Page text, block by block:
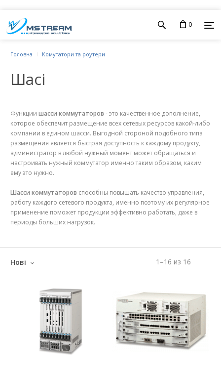
0
Головна Комутатори та роутери
Шасі
Функции шасси коммутаторов - это качественное дополнение,
которое обеспечит размещение всех сетевых ресурсов какой-либо
компании в едином шасси. Выгодной стороной подобного типа
размещения является быстрая доступность к каждому продукту,
администратор в любой нужный момент может обращаться и
настроивать нужный коммутатор именно таким образом, каким
ему это нужно.
Шасси коммутаторов способны повышать качество управления,
работу каждого сетевого продукта, именно поэтому их регулярное
применение поможет продукции эффективно работать, даже в
периоды больших нагрузок.
1 –16 из 16
Нові